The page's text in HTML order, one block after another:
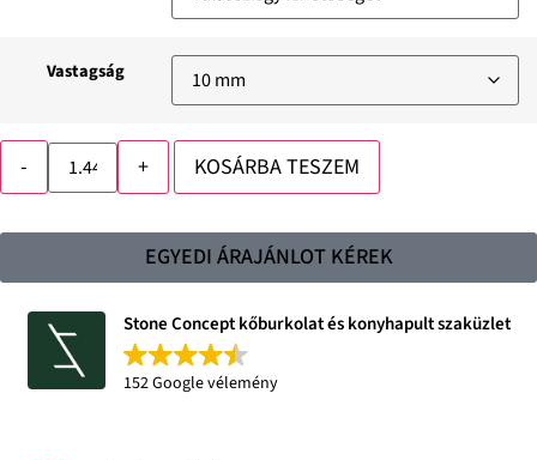
Vastagság
- + KOSÁRBA TESZEM
EGYEDI ÁRAJÁNLOT KÉREK
Stone Concept kőburkolat és konyhapult szaküzlet
152 Google vélemény